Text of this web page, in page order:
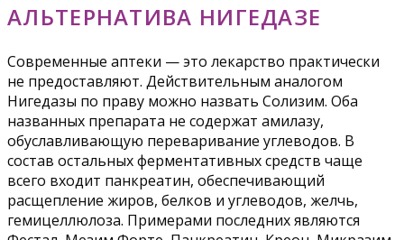
АЛЬТЕРНАТИВА НИГЕДАЗЕ
Современные аптеки — это лекарство практически
не предоставляют. Действительным аналогом
Нигедазы по праву можно назвать Солизим. Оба
названных препарата не содержат амилазу,
обуславливающую переваривание углеводов. В
состав остальных ферментативных средств чаще
всего входит панкреатин, обеспечивающий
расщепление жиров, белков и углеводов, желчь,
гемицеллюлоза. Примерами последних являются